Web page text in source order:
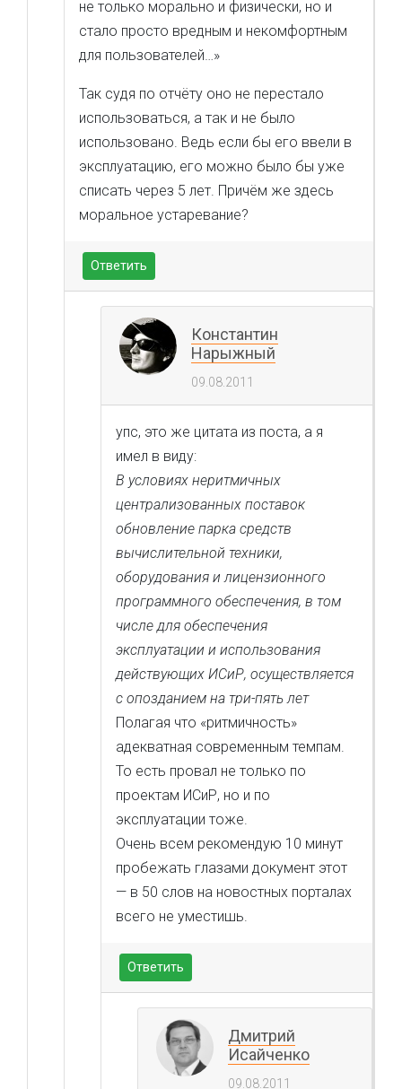
не только морально и физически, но и
стало просто вредным и некомфортным
для пользователей…»
Так судя по отчёту оно не перестало
использоваться, а так и не было
использовано. Ведь если бы его ввели в
эксплуатацию, его можно было бы уже
списать через 5 лет. Причём же здесь
моральное устаревание?
Ответить
Константин
Нарыжный
09.08.2011
упс, это же цитата из поста, а я
имел в виду:
В условиях неритмичных
централизованных поставок
обновление парка средств
вычислительной техники,
оборудования и лицензионного
программного обеспечения, в том
числе для обеспечения
эксплуатации и использования
действующих ИСиР, осуществляется
с опозданием на три-пять лет
Полагая что «ритмичность»
адекватная современным темпам.
То есть провал не только по
проектам ИСиР, но и по
эксплуатации тоже.
Очень всем рекомендую 10 минут
пробежать глазами документ этот
— в 50 слов на новостных порталах
всего не уместишь.
Ответить
Дмитрий
Исайченко
09.08.2011